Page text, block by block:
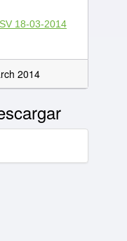
18-03-2014
2014